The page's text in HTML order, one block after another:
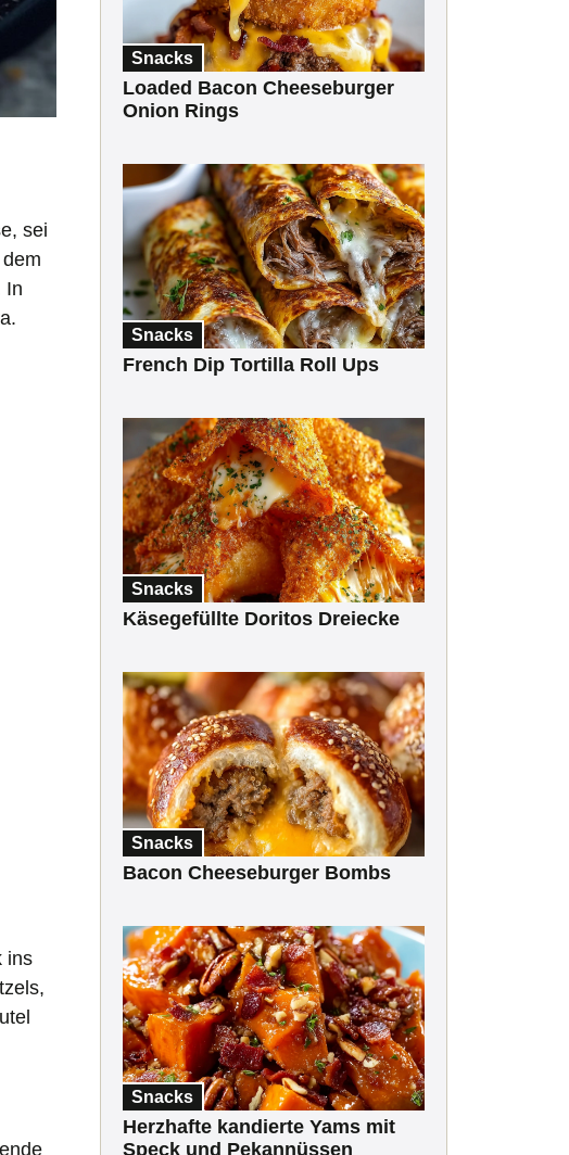
sei
In
ins
Snacks
Loaded Bacon Cheeseburger
Onion Rings
Snacks
French Dip Tortilla Roll Ups
Snacks
Käsegefüllte Doritos Dreiecke
Snacks
Bacon Cheeseburger Bombs
Snacks
Herzhafte kandierte Yams mit
Speck und Pekannüssen